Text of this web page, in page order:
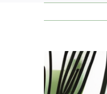
Zeige
grösseres
Bild